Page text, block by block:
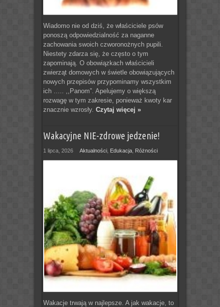
Wiadomo nie od dziś, że właściciele psów
ponoszą odpowiedzialność za naganne
zachowania swoich czworonożnych pupili.
Niestety zdarza się, że często o tym
zapominają. O obowiązkach właścicieli
zwierząt domowych w świetle obowiązujących
nowych przepisów przypominamy wszystkim
ich ….. ,,Panom”. Apelujemy o większą
rozwagę w tym zakresie, ponieważ kwoty kar
znacznie wzrosły. Czytaj więcej »
Wakacyjne NIE-zdrowe jedzenie!
1 lipca, 2026 Aktualności, Edukacja, Różności
Wakacje trwają w najlepsze. A jak wakacje, to